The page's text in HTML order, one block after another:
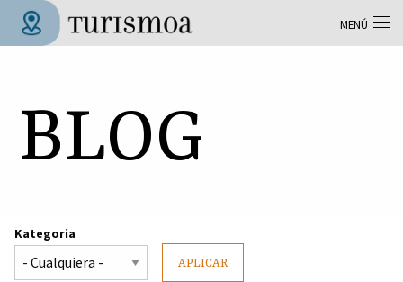
Pasar al contenido principal
BLOG
Kategoria
APLICAR
MENÚ